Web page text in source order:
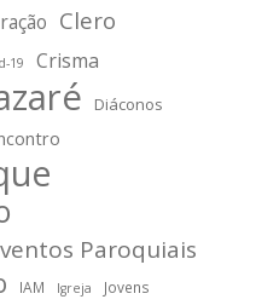
Clero
19 Crisma
Diáconos
Paroquiais
IAM Igreja Jovens